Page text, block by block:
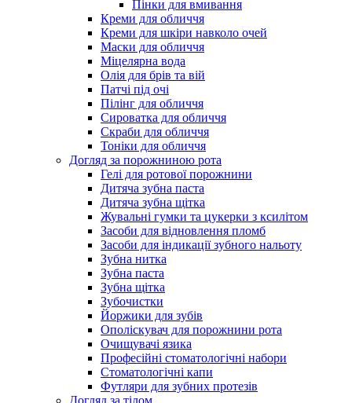
Пінки для вмивання
Креми для обличчя
Креми для шкіри навколо очей
Маски для обличчя
Міцелярна вода
Олія для брів та вій
Патчі під очі
Пілінг для обличчя
Сироватка для обличчя
Скраби для обличчя
Тоніки для обличчя
Догляд за порожниною рота
Гелі для ротової порожнини
Дитяча зубна паста
Дитяча зубна щітка
Жувальні гумки та цукерки з ксилітом
Засоби для відновлення пломб
Засоби для індикації зубного нальоту
Зубна нитка
Зубна паста
Зубна щітка
Зубочистки
Йоржики для зубів
Ополіскувач для порожнини рота
Очищувачі язика
Професійні стоматологічні набори
Стоматологічні капи
Футляри для зубних протезів
Догляд за тілом